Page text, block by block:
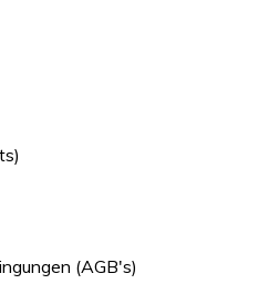
(AGB's)